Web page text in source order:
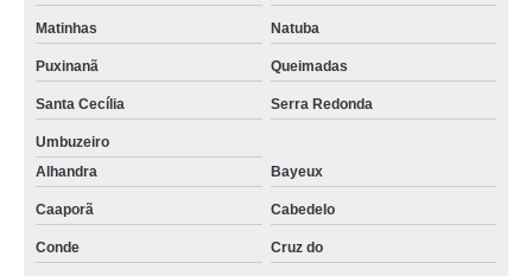
Matinhas Natuba
Puxinanã Queimadas
Santa Cecília Serra Redonda
Umbuzeiro
Alhandra
Bayeux
Caaporã Cabedelo
Conde Cruz do